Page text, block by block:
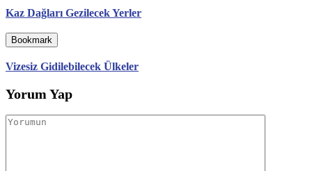
Kaz Dağları Gezilecek Yerler
Bookmark
Vizesiz Gidilebilecek Ülkeler
Yorum Yap